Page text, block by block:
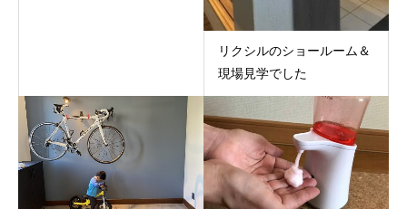
リクシルのショールーム＆
現場見学でした